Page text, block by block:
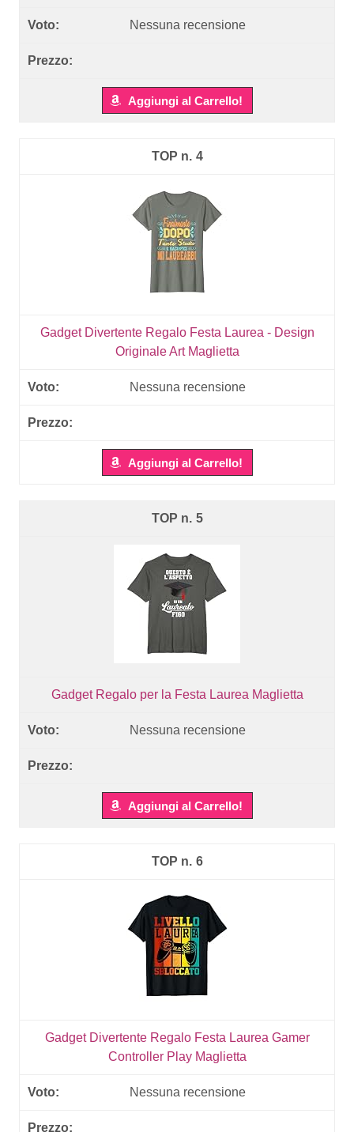
Nessuna recensione
Aggiungi al Carrello!
4
Gadget Divertente Regalo Festa Laurea - Design
Originale Art Maglietta
Nessuna recensione
Aggiungi al Carrello!
5
Gadget Regalo per la Festa Laurea Maglietta
Nessuna recensione
Aggiungi al Carrello!
6
Gadget Divertente Regalo Festa Laurea Gamer
Controller Play Maglietta
Nessuna recensione